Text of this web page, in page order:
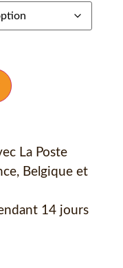
La Poste
Belgique et
14 jours